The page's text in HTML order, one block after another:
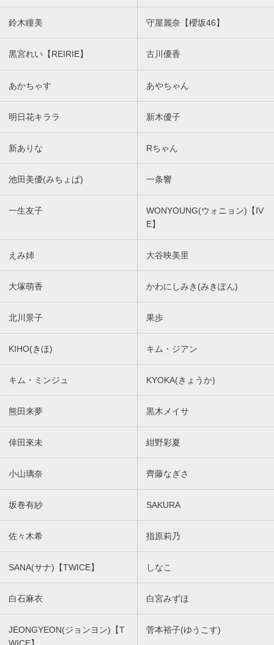
鈴木瞳美 守屋麗奈【櫻坂46】
黒宮れい【REIRIE】 古川優香
あかちゃす あやちゃん
明日花キララ 新木優子
新ありな Rちゃん
池田美優(みちょぱ) 一条響
一生友子
WONYOUNG(ウォニョン)【IV
E】
えみ姉 大谷映美里
大塚萌香 かわにしみき(みきぽん)
北川景子 果歩
KIHO(きほ) キム・ジアン
キム・ミンジュ KYOKA(きょうか)
熊田来夢 黒木メイサ
倖田來未 紺野彩夏
小山璃奈 齊藤なぎさ
坂巻有紗 SAKURA
佐々木希 指原莉乃
SANA(サナ)【TWICE】 しなこ
白石麻衣 白宮みずほ
JEONGYEON(ジョンヨン)【T
菅本裕子(ゆうこす)